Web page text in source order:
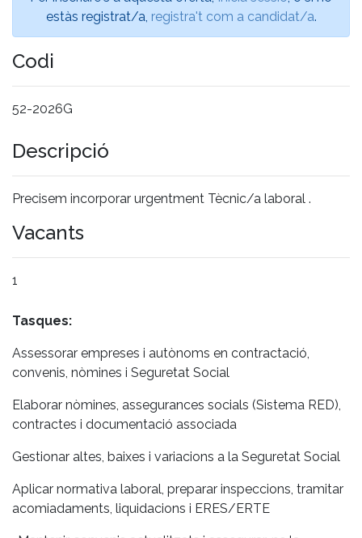
estàs registrat/a, registra't com a candidat/a.
Codi
52-2026G
Descripció
Precisem incorporar urgentment Tècnic/a laboral .
Vacants
1
Tasques:
Assessorar empreses i autònoms en contractació,
convenis, nòmines i Seguretat Social
Elaborar nòmines, assegurances socials (Sistema RED),
contractes i documentació associada
Gestionar altes, baixes i variacions a la Seguretat Social
Aplicar normativa laboral, preparar inspeccions, tramitar
acomiadaments, liquidacions i ERES/ERTE